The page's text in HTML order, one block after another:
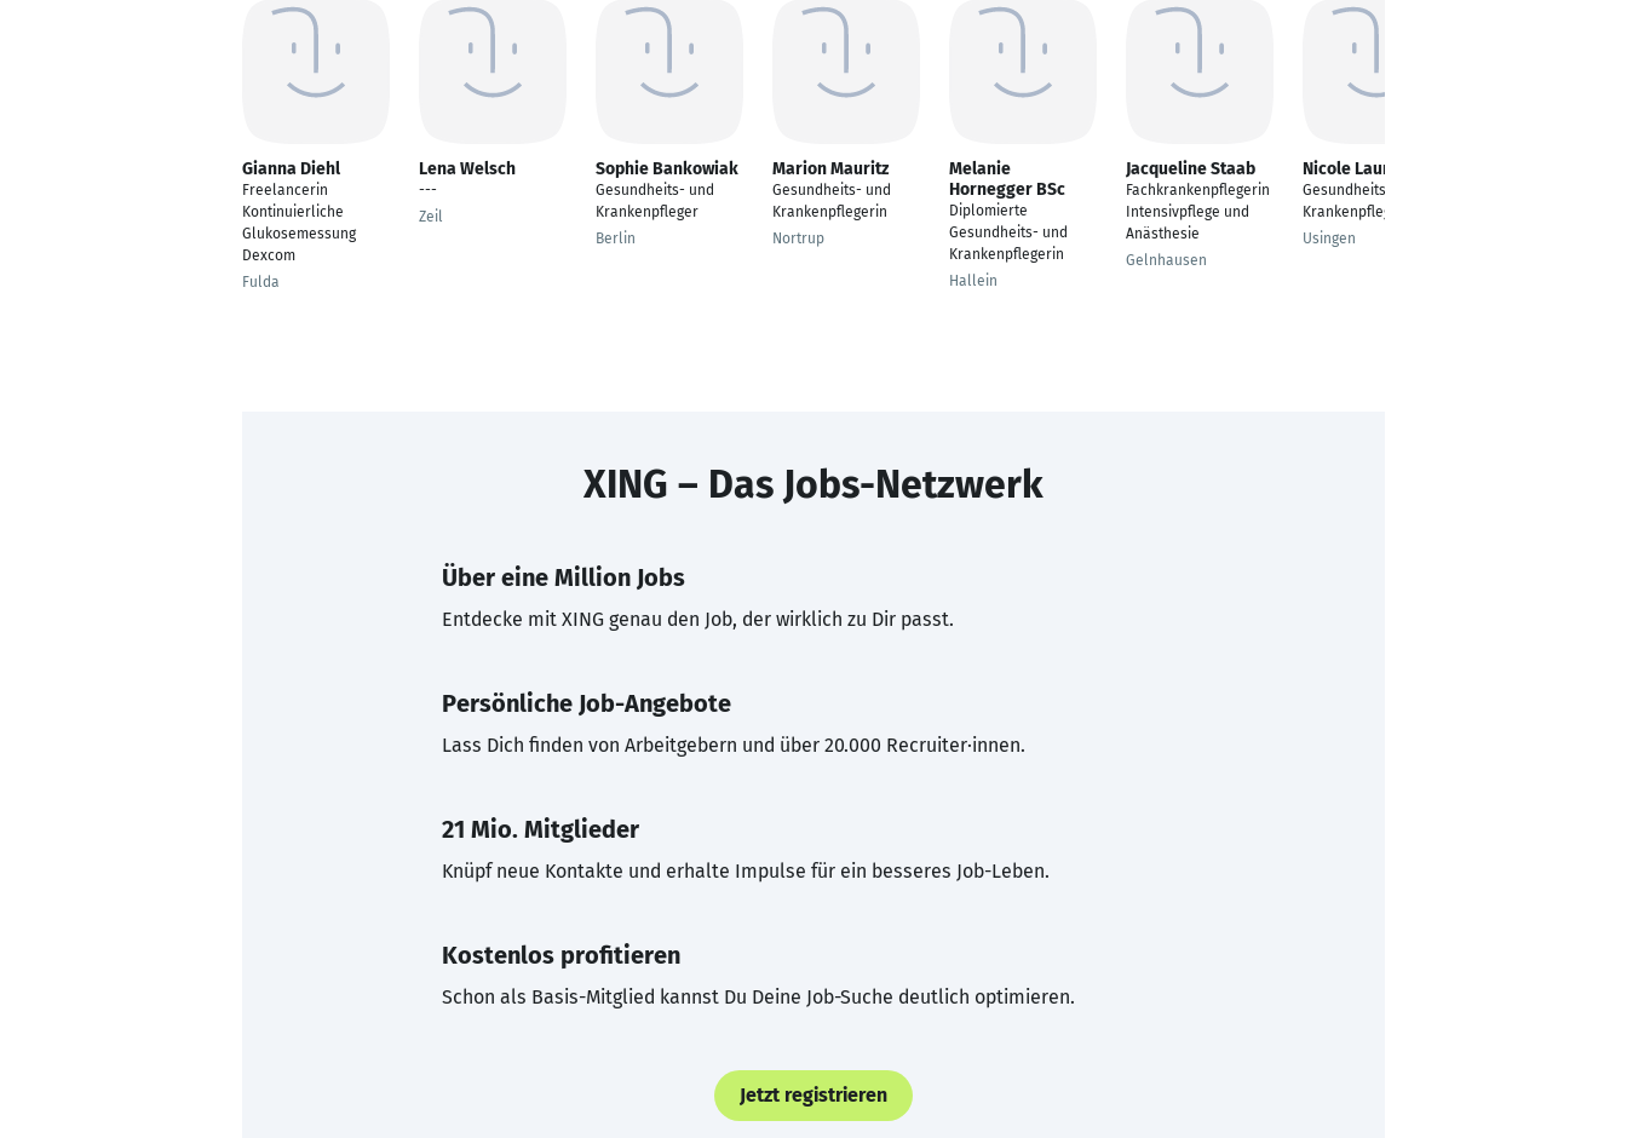
Gianna Diehl
Freelancerin
Kontinuierliche
Glukosemessung
Dexcom
Fulda
Lena Welsch
---
Zeil
Sophie Bankowiak
Gesundheits- und
Krankenpfleger
Berlin
Marion Mauritz
Gesundheits- und
Krankenpflegerin
Nortrup
Melanie
Hornegger BSc
Diplomierte
Gesundheits- und
Krankenpflegerin
Hallein
Jacqueline Staab
Fachkrankenpflegerin
Intensivpflege und
Anästhesie
Gelnhausen
Nicole Laumann
Gesundheits- und
Krankenpflegerin
Usingen
XING – Das Jobs-Netzwerk
Über eine Million Jobs
Entdecke mit XING genau den Job, der wirklich zu Dir passt.
Persönliche Job-Angebote
Lass Dich finden von Arbeitgebern und über 20.000 Recruiter·innen.
21 Mio. Mitglieder
Knüpf neue Kontakte und erhalte Impulse für ein besseres Job-Leben.
Kostenlos profitieren
Schon als Basis-Mitglied kannst Du Deine Job-Suche deutlich optimieren.
Jetzt registrieren